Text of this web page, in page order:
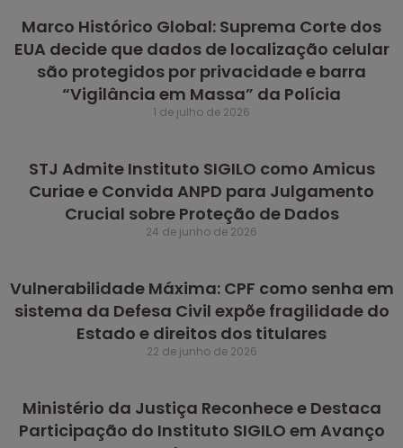
Marco Histórico Global: Suprema Corte dos
EUA decide que dados de localização celular
são protegidos por privacidade e barra
“Vigilância em Massa” da Polícia
1 de julho de 2026
STJ Admite Instituto SIGILO como Amicus
Curiae e Convida ANPD para Julgamento
Crucial sobre Proteção de Dados
24 de junho de 2026
Vulnerabilidade Máxima: CPF como senha em
sistema da Defesa Civil expõe fragilidade do
Estado e direitos dos titulares
22 de junho de 2026
Ministério da Justiça Reconhece e Destaca
Participação do Instituto SIGILO em Avanço